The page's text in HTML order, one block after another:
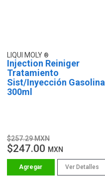
LIQUI MOLY
Injection Reiniger
Tratamiento
Sist/Inyección Gasolina
300ml
$257.29 MXN
$247.00 MXN
Ver Detalles